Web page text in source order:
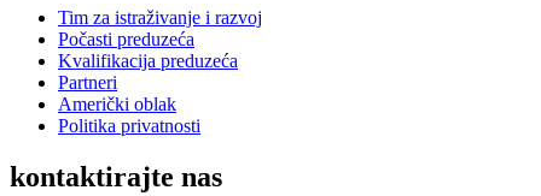
Tim za istraživanje i razvoj
Počasti preduzeća
Kvalifikacija preduzeća
Partneri
Američki oblak
Politika privatnosti
kontaktirajte nas